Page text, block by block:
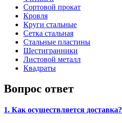
Сортовой прокат
Кровля
Круги стальные
Сетка стальная
Стальные пластины
Шестигранники
Листовой металл
Квадраты
Вопрос ответ
1. Как осуществляется доставка?